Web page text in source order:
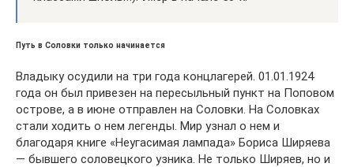
Путь в Соловки только начинается
Владыку осудили на три года концлагерей. 01.01.1924
года он был привезен на пересыльный пункт на Поповом
острове, а в июне отправлен на Соловки. На Соловках
стали ходить о нем легенды. Мир узнал о нем и
благодаря книге «Неугасимая лампада» Бориса Ширяева
— бывшего соловецкого узника. Не только Ширяев, но и